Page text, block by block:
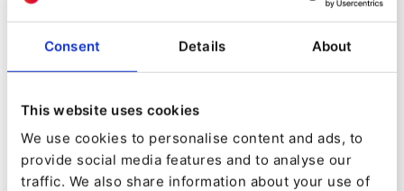
Consent Details About
This website uses cookies
We use cookies to personalise content and ads, to
provide social media features and to analyse our
traffic. We also share information about your use of
Haukeli, « mais plutôt le fait de rester connectés
entre humains. Comment s'est passé ton week-
end ? Comment s'est passé le premier jour
d'école de ton petit dernier ? Ton chien
s'acharne-t-il toujours sur tes chaussures ?’ »
Ce que Anders Haukeli appelle l’aspect «